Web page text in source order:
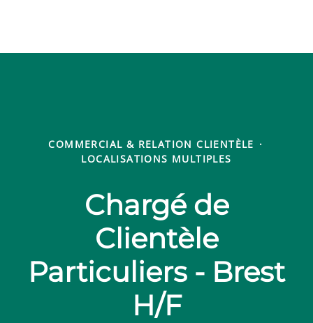
COMMERCIAL & RELATION CLIENTÈLE ·
LOCALISATIONS MULTIPLES
Chargé de
Clientèle
Particuliers - Brest
H/F